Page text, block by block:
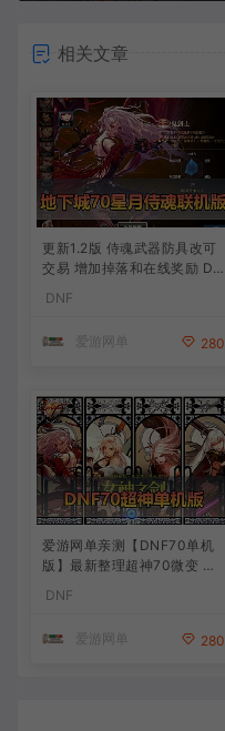
相关文章
更新1.2版 侍魂武器防具改可
交易 增加掉落和在线奖励 DN
丰富异次元技能装备词条 护
能徽章 史诗装备特效徽章 技
DNF
爱游网单 280
爱游网单亲测【DNF70单机
版】最新整理超神70微变 魂
内辅 异次元护石宝珠 未加密
教学
DNF
爱游网单 280